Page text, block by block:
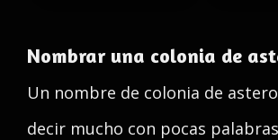
Nombrar una colonia de
Un nombre de colonia de
decir mucho con pocas